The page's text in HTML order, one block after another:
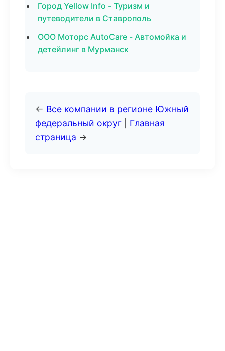
Город Yellow Info - Туризм и
путеводители в Ставрополь
ООО Моторс AutoCare - Автомойка и
детейлинг в Мурманск
← Все компании в регионе Южный
федеральный округ
Главная
страница →